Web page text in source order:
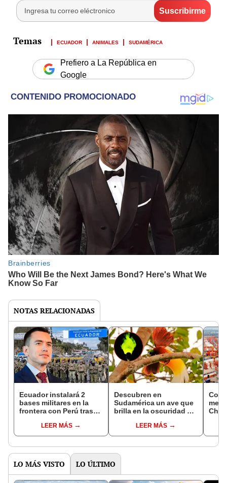
ECUADOR ANIMALES SUDAMÉRICA
Prefiero a La República en
Google
NOTAS RELACIONADAS
Ecuador instalará 2
bases militares en la
frontera con Perú tras
cartel mexicano de
narcotráfico
LEER MÁS
Descubren en
Sudamérica un ave que
brilla en la oscuridad y
en que estas especies
cortejan
LEER MÁS
LO MÁS VISTO LO ÚLTIMO